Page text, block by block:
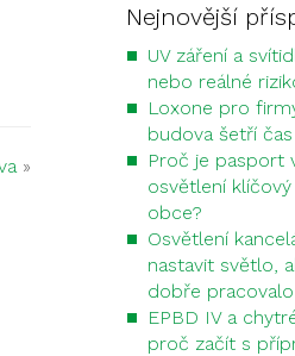
»
Nejnovější
UV záření a
nebo reálné
Loxone pro
budova šetří
Proč je pasport
osvětlení
obce?
Osvětlení
nastavit světlo,
dobře pracovalo
EPBD IV a
proč začít s